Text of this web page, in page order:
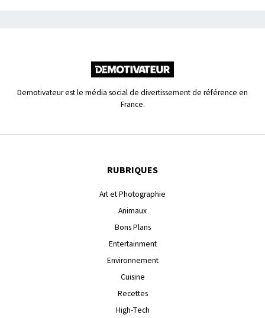
Demotivateur est le média social de divertissement de référence en
France.
RUBRIQUES
Art et Photographie
Animaux
Bons Plans
Entertainment
Environnement
Cuisine
Recettes
High-Tech